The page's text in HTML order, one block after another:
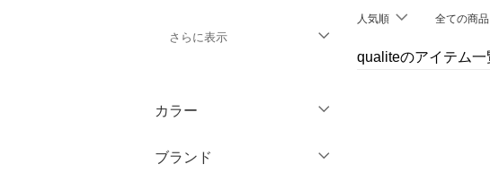
さらに表示
アクセサリー・腕時計
財布・ポーチ・ケース
カラー
ブランド
人気順 全ての商品
qualiteのアイテム一